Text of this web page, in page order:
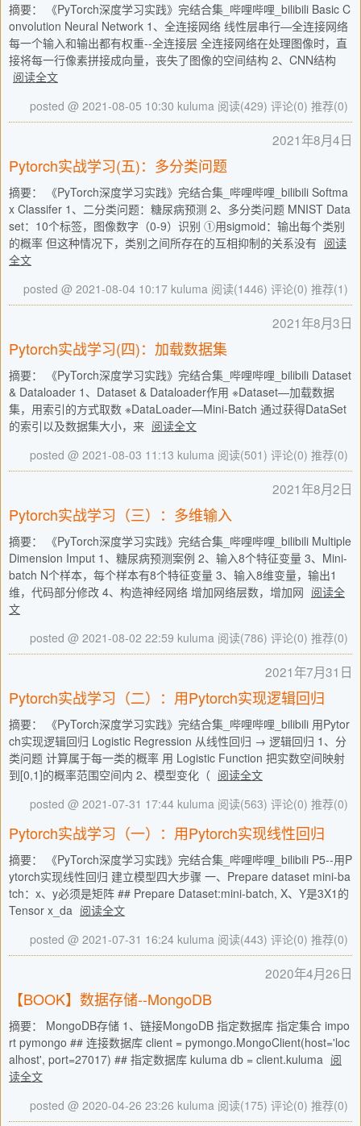
摘要： 《PyTorch深度学习实践》完结合集_哔哩哔哩_bilibili Basic C
onvolution Neural Network 1、全连接网络 线性层串行—全连接网络
每一个输入和输出都有权重--全连接层 全连接网络在处理图像时，直
接将每一行像素拼接成向量，丧失了图像的空间结构 2、CNN结构
阅读全文
posted @ 2021-08-05 10:30 kuluma 阅读(429) 评论(0) 推荐(0)
2021年8月4日
Pytorch实战学习(五)：多分类问题
摘要： 《PyTorch深度学习实践》完结合集_哔哩哔哩_bilibili Softma
x Classifer 1、二分类问题：糖尿病预测 2、多分类问题 MNIST Data
set：10个标签，图像数字（0-9）识别 ①用sigmoid：输出每个类别
的概率 但这种情况下，类别之间所存在的互相抑制的关系没有 阅读
全文
posted @ 2021-08-04 10:17 kuluma 阅读(1446) 评论(0) 推荐(1)
2021年8月3日
Pytorch实战学习(四)：加载数据集
摘要： 《PyTorch深度学习实践》完结合集_哔哩哔哩_bilibili Dataset
& Dataloader 1、Dataset & Dataloader作用 ※Dataset—加载数据
集，用索引的方式取数 ※DataLoader—Mini-Batch 通过获得DataSet
的索引以及数据集大小，来 阅读全文
posted @ 2021-08-03 11:13 kuluma 阅读(501) 评论(0) 推荐(0)
2021年8月2日
Pytorch实战学习（三）：多维输入
摘要： 《PyTorch深度学习实践》完结合集_哔哩哔哩_bilibili Multiple
Dimension Imput 1、糖尿病预测案例 2、输入8个特征变量 3、Mini-
batch N个样本，每个样本有8个特征变量 3、输入8维变量，输出1
维，代码部分修改 4、构造神经网络 增加网络层数，增加网 阅读全
文
posted @ 2021-08-02 22:59 kuluma 阅读(786) 评论(0) 推荐(0)
2021年7月31日
Pytorch实战学习（二）：用Pytorch实现逻辑回归
摘要： 《PyTorch深度学习实践》完结合集_哔哩哔哩_bilibili 用Pytor
ch实现逻辑回归 Logistic Regression 从线性回归 →​ 逻辑回归 1、分
类问题 计算属于每一类的概率 用 Logistic Function 把实数空间映射
到[0,1]的概率范围空间内 2、模型变化（ 阅读全文
posted @ 2021-07-31 17:44 kuluma 阅读(563) 评论(0) 推荐(0)
Pytorch实战学习（一）：用Pytorch实现线性回归
摘要： 《PyTorch深度学习实践》完结合集_哔哩哔哩_bilibili P5--用P
ytorch实现线性回归 建立模型四大步骤 一、Prepare dataset mini-ba
tch：x、y必须是矩阵 ## Prepare Dataset:mini-batch, X、Y是3X1的
Tensor x_da 阅读全文
posted @ 2021-07-31 16:24 kuluma 阅读(443) 评论(0) 推荐(0)
2020年4月26日
【BOOK】数据存储--MongoDB
摘要： MongoDB存储 1、链接MongoDB 指定数据库 指定集合 impo
rt pymongo ## 连接数据库 client = pymongo.MongoClient(host='loc
alhost', port=27017) ## 指定数据库 kuluma db = client.kuluma 阅
读全文
posted @ 2020-04-26 23:26 kuluma 阅读(175) 评论(0) 推荐(0)